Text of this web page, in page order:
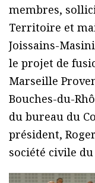
membres,
Territoire et
Joissains-
le projet de
Marseille
Bouches-du-
du bureau du
président,
société civile